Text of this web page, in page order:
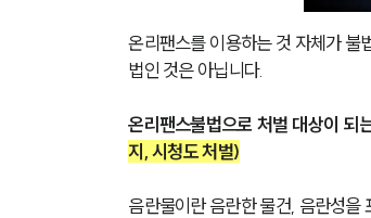
온리팬스를 이용하는 것 자체가 불
법인 것은 아닙니다.
온리팬스불법으로 처벌 대상이 되
지, 시청도 처벌)
음란물이란 음란한 물건, 음란성을